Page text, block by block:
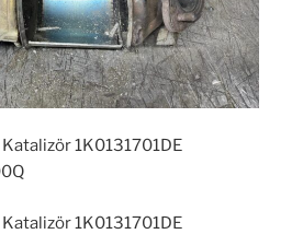
1K0131701DE
1K0131701DE